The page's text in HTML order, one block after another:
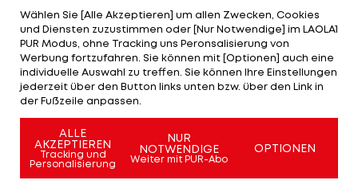
Mit Petar Petrović trifft ein Grazer Neuzugang mit
einem Volleyschuss in der 89. Minute zum 5:0-
Endstand.
Salzburg fahren hohe
Testspielsiege ein
Wählen Sie [Alle Akzeptieren] um allen Zwecken, Cookies
und Diensten zuzustimmen oder [Nur Notwendige] im LAOLA1
PUR Modus, ohne Tracking uns Peronsalisierung von
Werbung fortzufahren. Sie können mit [Optionen] auch eine
individuelle Auswahl zu treffen. Sie können Ihre Einstellungen
jederzeit über den Button links unten bzw. über den Link in
der Fußzeile anpassen.
ALLE
AKZEPTIEREN
Tracking und
Personalisierung
NUR
NOTWENDIGE
Weiter mit PUR-Abo
OPTIONEN